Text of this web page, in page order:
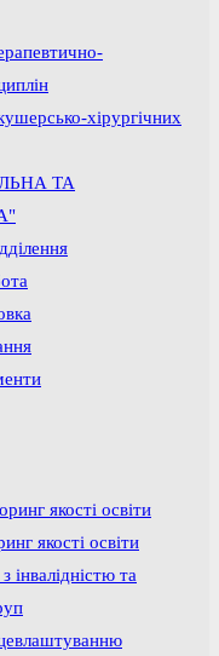
хірургічних
ТА
якості освіти
якості освіти
інвалідністю та